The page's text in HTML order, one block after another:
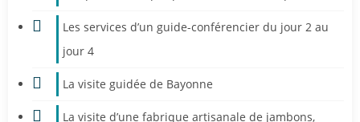
Les services d’un guide-conférencier du jour 2 au
jour 4
La visite guidée de Bayonne
La visite d’une fabrique artisanale de jambons,